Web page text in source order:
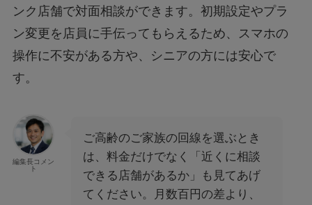
ンク店舗で対面相談ができます。初期設定やプラ
ン変更を店員に手伝ってもらえるため、スマホの
操作に不安がある方や、シニアの方には安心で
す。
編集長コメン
ト
ご高齢のご家族の回線を選ぶとき
は、料金だけでなく「近くに相談
できる店舗があるか」も見てあげ
てください。月数百円の差より、